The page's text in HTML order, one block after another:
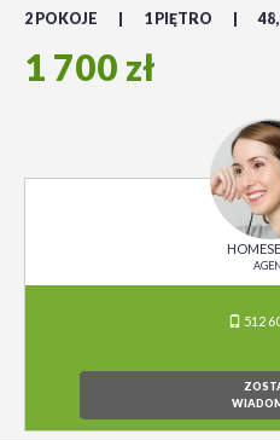
2 POKOJE 1 PIĘTRO
1 700 zł
512